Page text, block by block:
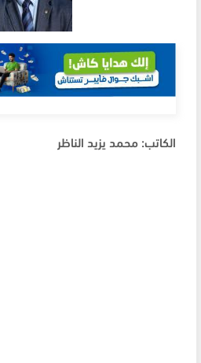
الكاتب: محمد يزيد الناظر